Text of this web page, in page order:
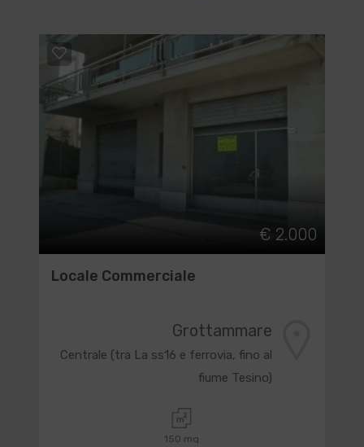
€ 2.000
Locale Commerciale
Grottammare
Centrale (tra La ss16 e ferrovia, fino al
fiume Tesino)
150 mq